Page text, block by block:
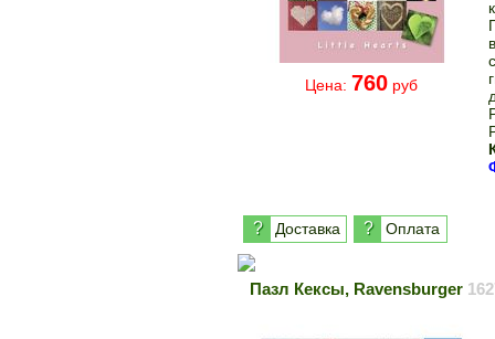
Цена: 760 руб
? Доставка ? Оплата
Пазл Кексы, Ravensburger